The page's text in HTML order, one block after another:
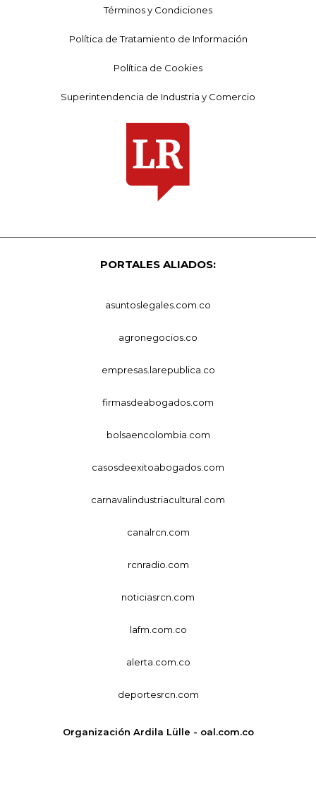
Términos y Condiciones
Política de Tratamiento de Información
Política de Cookies
Superintendencia de Industria y Comercio
PORTALES ALIADOS:
asuntoslegales.com.co
agronegocios.co
empresas.larepublica.co
firmasdeabogados.com
bolsaencolombia.com
casosdeexitoabogados.com
carnavalindustriacultural.com
canalrcn.com
rcnradio.com
noticiasrcn.com
lafm.com.co
alerta.com.co
deportesrcn.com
Organización Ardila Lülle - oal.com.co